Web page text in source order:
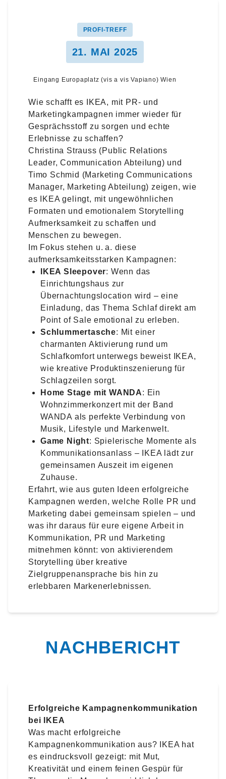
PROFI-TREFF
21. MAI 2025
Eingang Europaplatz (vis a vis Vapiano) Wien
Wie schafft es IKEA, mit PR- und
Marketingkampagnen immer wieder für
Gesprächsstoff zu sorgen und echte
Erlebnisse zu schaffen?
Christina Strauss (Public Relations
Leader, Communication Abteilung) und
Timo Schmid (Marketing Communications
Manager, Marketing Abteilung) zeigen, wie
es IKEA gelingt, mit ungewöhnlichen
Formaten und emotionalem Storytelling
Aufmerksamkeit zu schaffen und
Menschen zu bewegen.
Im Fokus stehen u. a. diese
aufmerksamkeitsstarken Kampagnen:
IKEA Sleepover: Wenn das
Einrichtungshaus zur
Übernachtungslocation wird – eine
Einladung, das Thema Schlaf direkt am
Point of Sale emotional zu erleben.
Schlummertasche: Mit einer
charmanten Aktivierung rund um
Schlafkomfort unterwegs beweist IKEA,
wie kreative Produktinszenierung für
Schlagzeilen sorgt.
Home Stage mit WANDA: Ein
Wohnzimmerkonzert mit der Band
WANDA als perfekte Verbindung von
Musik, Lifestyle und Markenwelt.
Game Night: Spielerische Momente als
Kommunikationsanlass – IKEA lädt zur
gemeinsamen Auszeit im eigenen
Zuhause.
Erfahrt, wie aus guten Ideen erfolgreiche
Kampagnen werden, welche Rolle PR und
Marketing dabei gemeinsam spielen – und
was ihr daraus für eure eigene Arbeit in
Kommunikation, PR und Marketing
mitnehmen könnt: von aktivierendem
Storytelling über kreative
Zielgruppenansprache bis hin zu
erlebbaren Markenerlebnissen.
NACHBERICHT
Erfolgreiche Kampagnenkommunikation
bei IKEA
Was macht erfolgreiche
Kampagnenkommunikation aus? IKEA hat
es eindrucksvoll gezeigt: mit Mut,
Kreativität und einem feinen Gespür für